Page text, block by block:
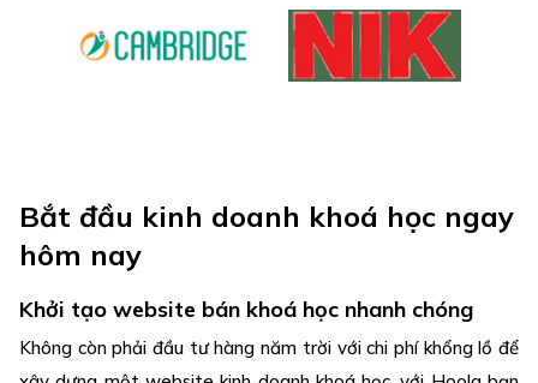
Bắt đầu kinh doanh khoá học ngay
hôm nay
Khởi tạo website bán khoá học nhanh chóng
Không còn phải đầu tư hàng năm trời với chi phí khổng lồ để